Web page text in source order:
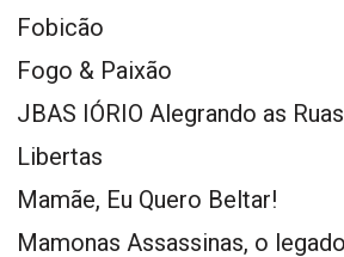
Fobicão
Fogo & Paixão
JBAS IÓRIO Alegrando as
Libertas
Mamãe, Eu Quero Beltar!
Mamonas Assassinas, o legado